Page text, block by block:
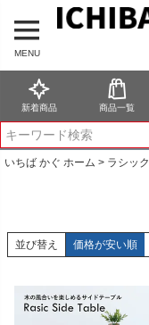
MENU
新着商品 商品一覧
いちば かぐ ホーム ラシック
並び替え 価格が安い順